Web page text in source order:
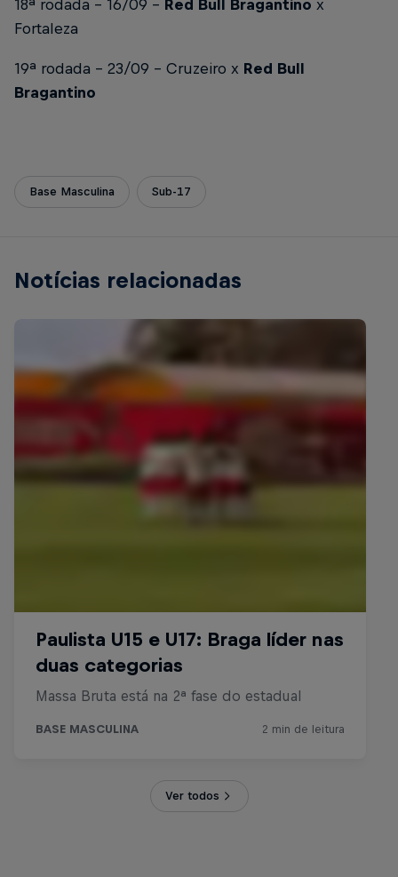
18ª rodada - 16/09 - Red Bull Bragantino x
Fortaleza
19ª rodada - 23/09 - Cruzeiro x Red Bull
Bragantino
Base Masculina Sub-17
Notícias relacionadas
Ver todos